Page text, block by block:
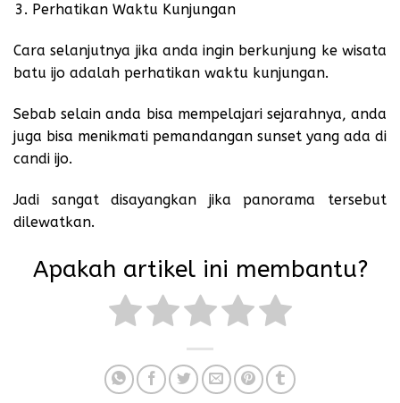
Perhatikan Waktu Kunjungan
Cara selanjutnya jika anda ingin berkunjung ke wisata
batu ijo adalah perhatikan waktu kunjungan.
Sebab selain anda bisa mempelajari sejarahnya, anda
juga bisa menikmati pemandangan sunset yang ada di
candi ijo.
Jadi sangat disayangkan jika panorama tersebut
dilewatkan.
Apakah artikel ini membantu?